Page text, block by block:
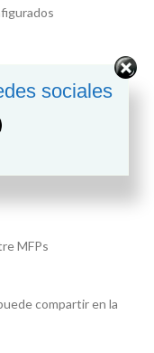
MFPs
compartir en la
sociales